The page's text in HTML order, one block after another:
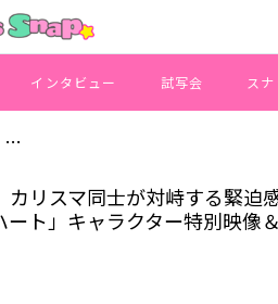
インタビュー 試写会 ス
佐藤健と菅田将暉、カリスマ同士が対峙
カリスマ同士が対峙する緊
ト」キャラクター特別映像